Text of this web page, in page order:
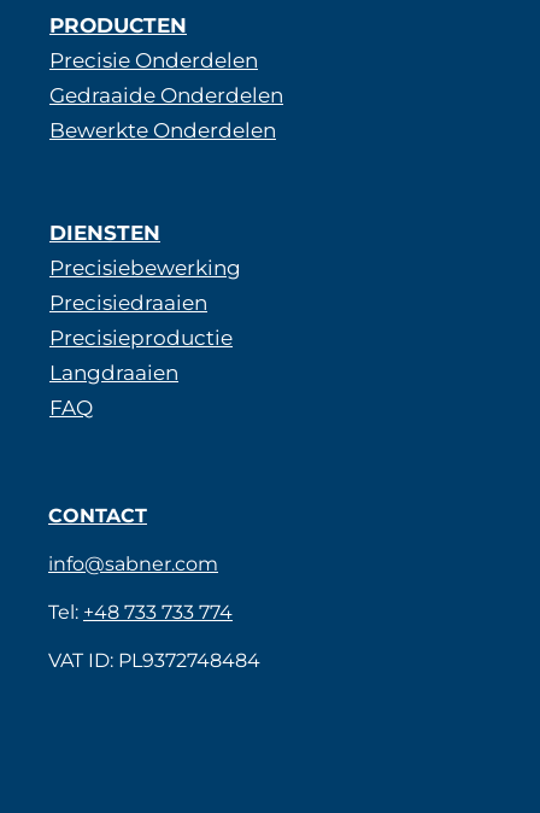
PRODUCTEN
Precisie Onderdelen
Gedraaide Onderdelen
Bewerkte Onderdelen
DIENSTEN
Precisiebewerking
Precisiedraaien
Precisieproductie
Langdraaien
FAQ
CONTACT
info@sabner.com
Tel: +48 733 733 774
VAT ID: PL9372748484